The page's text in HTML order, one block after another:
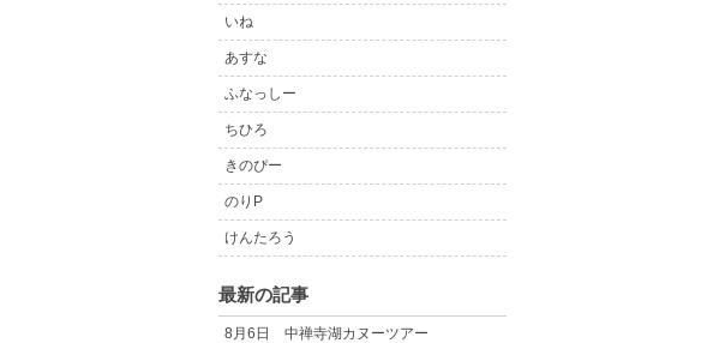
いね
あすな
ふなっしー
ちひろ
きのぴー
のりP
けんたろう
最新の記事
8月6日 中禅寺湖カヌーツアー